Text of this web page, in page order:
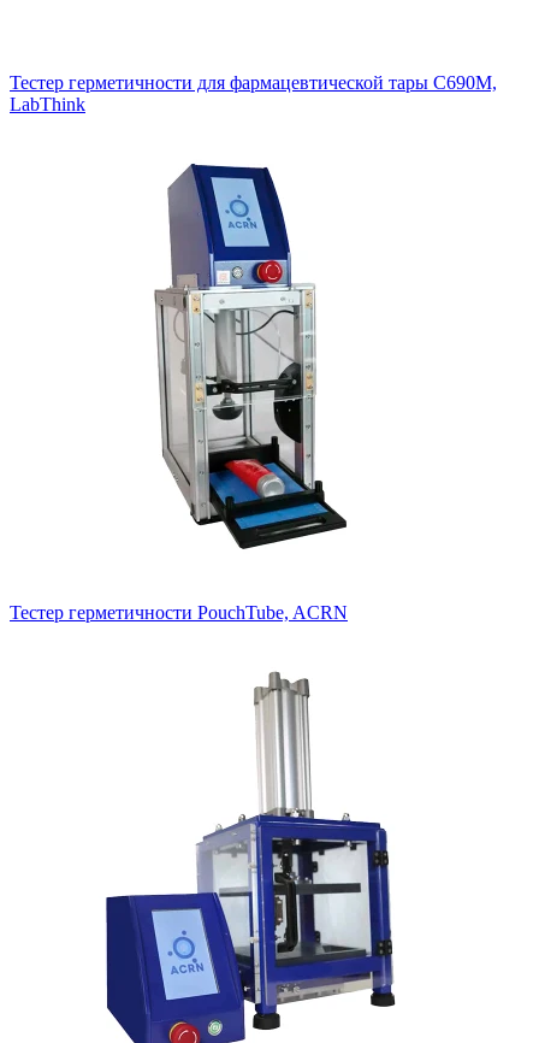
Тестер герметичности для фармацевтической тары C690М,
LabThink
Тестер герметичности PouchTube, ACRN